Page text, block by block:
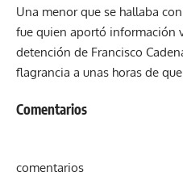
Una menor que se hallaba
fue quien aportó información
detención de Francisco
flagrancia a unas horas de
Comentarios
comentarios